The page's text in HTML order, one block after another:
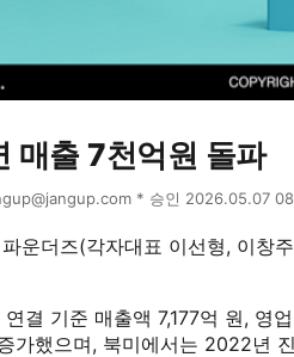
매출 7천억원 돌파
* 승인 2026.05.07
운더즈(각자대표 이선형, 이창
결 기준 매출액 7,177억 원, 영
가했으며, 북미에서는 2022년